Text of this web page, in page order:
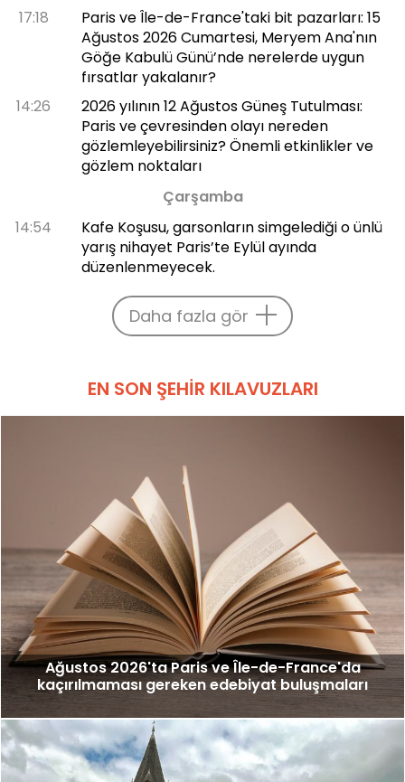
17:18
Paris ve Île-de-France'taki bit pazarları: 15
Ağustos 2026 Cumartesi, Meryem Ana'nın
Göğe Kabulü Günü’nde nerelerde uygun
fırsatlar yakalanır?
14:26
2026 yılının 12 Ağustos Güneş Tutulması:
Paris ve çevresinden olayı nereden
gözlemleyebilirsiniz? Önemli etkinlikler ve
gözlem noktaları
Çarşamba
14:54
Kafe Koşusu, garsonların simgelediği o ünlü
yarış nihayet Paris’te Eylül ayında
düzenlenmeyecek.
Daha fazla gör
EN SON ŞEHIR KILAVUZLARI
Ağustos 2026'ta Paris ve Île-de-France'da
kaçırılmaması gereken edebiyat buluşmaları